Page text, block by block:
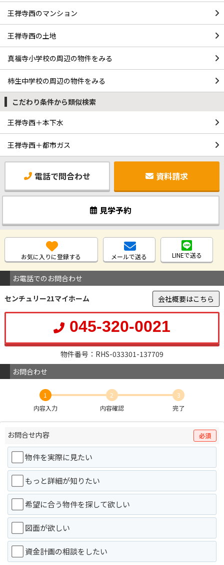
王禅寺西のマンション
王禅寺西の土地
真福寺小学校の周辺の物件をみる
柿生中学校の周辺の物件をみる
こだわり条件から類似検索
王禅寺西＋本下水
王禅寺西＋都市ガス
電話で問合わせ 資料請求
見学予約
お気に入りに登録する メールで送る LINEで送る
お電話でのお問合わせ
センチュリー21マイホーム
会社概要はこちら
045-320-0021
物件番号：RHS-033301-137709
お問合わせ
1
内容入力
2
内容確認
3
完了
お問合せ内容 必須
物件を実際に見たい
もっと詳細が知りたい
希望に合う物件を探して欲しい
図面が欲しい
資金計画の相談をしたい